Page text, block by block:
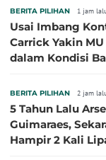
BERITA PILIHAN 1 jam
Usai Imbang
Carrick Yakin
dalam Kondisi
BERITA PILIHAN 2 jam
5 Tahun Lalu
Guimaraes,
Hampir 2 Kali